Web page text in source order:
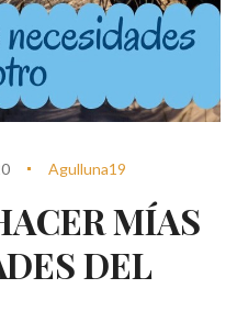
Agulluna19
MÍAS
DEL